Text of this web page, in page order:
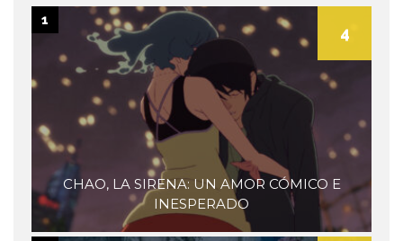
CHAO, LA SIRENA: UN AMOR CÓMICO E
INESPERADO
4
1